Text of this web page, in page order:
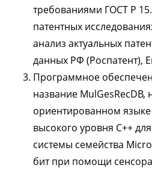
требованиями ГОСТ Р
патентных
анализ актуальных
данных РФ (Роспатент),
Программное
название MulGesRecDB,
ориентированном
высокого уровня С++
системы семейства
бит при помощи